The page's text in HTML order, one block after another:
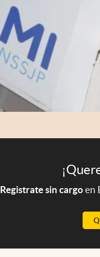
Registrate sin cargoen